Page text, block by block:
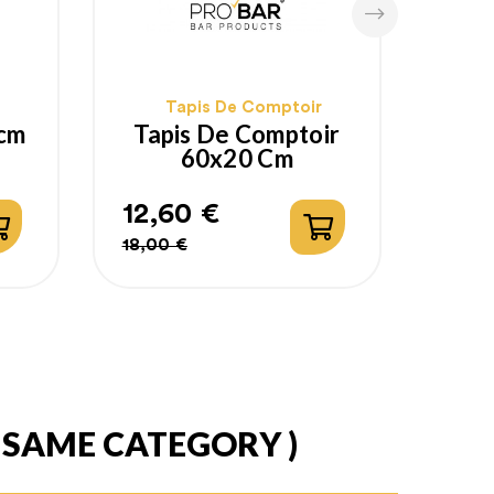
Tapis De Comptoir
Tapis De Comptoir
60x20 Cm
Prix
18,00 €
Prix
12,60 €
CATEGORY )